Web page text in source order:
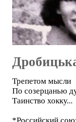
Трепетом мысли
По созерцанью
Таинство хокку...